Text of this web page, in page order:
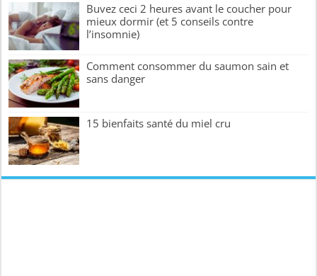
Buvez ceci 2 heures avant le coucher pour
mieux dormir (et 5 conseils contre
l’insomnie)
Comment consommer du saumon sain et
sans danger
15 bienfaits santé du miel cru